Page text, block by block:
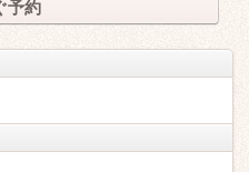
予約